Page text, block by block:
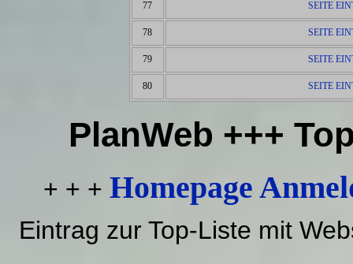
77 SEITE
78 SEITE
79 SEITE
80 SEITE
PlanWeb +++
+ + + Homepage
Eintrag zur Top-Liste mit